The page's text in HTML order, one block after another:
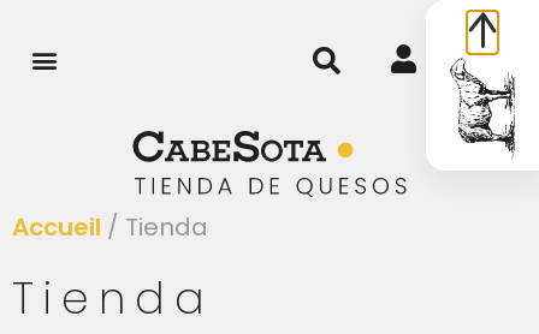
Accueil / Tienda
Tienda